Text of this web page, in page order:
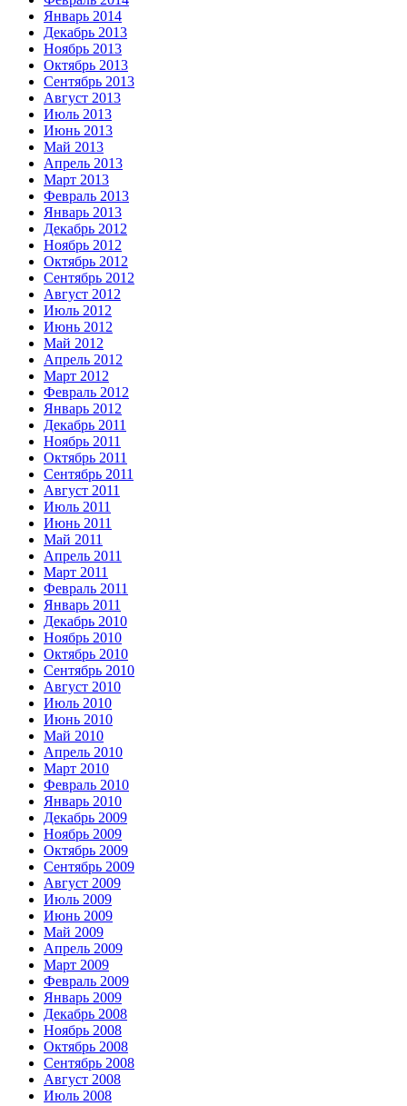
Январь 2014
Декабрь 2013
Ноябрь 2013
Октябрь 2013
Сентябрь 2013
Август 2013
Июль 2013
Июнь 2013
Май 2013
Апрель 2013
Март 2013
Февраль 2013
Январь 2013
Декабрь 2012
Ноябрь 2012
Октябрь 2012
Сентябрь 2012
Август 2012
Июль 2012
Июнь 2012
Май 2012
Апрель 2012
Март 2012
Февраль 2012
Январь 2012
Декабрь 2011
Ноябрь 2011
Октябрь 2011
Сентябрь 2011
Август 2011
Июль 2011
Июнь 2011
Май 2011
Апрель 2011
Март 2011
Февраль 2011
Январь 2011
Декабрь 2010
Ноябрь 2010
Октябрь 2010
Сентябрь 2010
Август 2010
Июль 2010
Июнь 2010
Май 2010
Апрель 2010
Март 2010
Февраль 2010
Январь 2010
Декабрь 2009
Ноябрь 2009
Октябрь 2009
Сентябрь 2009
Август 2009
Июль 2009
Июнь 2009
Май 2009
Апрель 2009
Март 2009
Февраль 2009
Январь 2009
Декабрь 2008
Ноябрь 2008
Октябрь 2008
Сентябрь 2008
Август 2008
Июль 2008